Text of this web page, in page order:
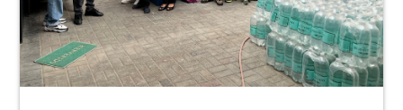
Centro Cultural Peruano Japonés
Cursos